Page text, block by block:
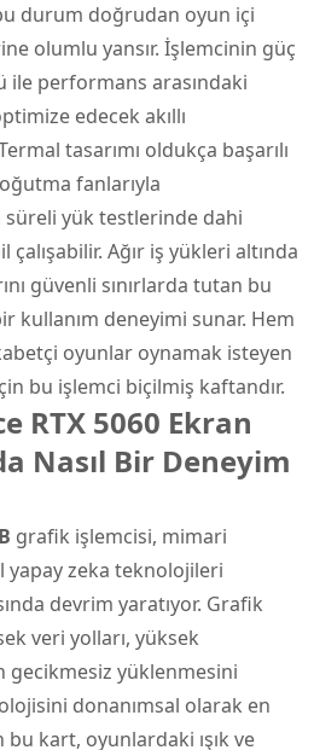
durum doğrudan oyun içi
olumlu yansır. İşlemcinin güç
performans arasındaki
edecek akıllı
tasarımı oldukça başarılı
fanlarıyla
yük testlerinde dahi
Ağır iş yükleri altında
güvenli sınırlarda tutan bu
kullanım deneyimi sunar. Hem
oyunlar oynamak isteyen
bu işlemci biçilmiş kaftandır.
RTX 5060 Ekran
Nasıl Bir Deneyim
grafik işlemcisi, mimari
zeka teknolojileri
devrim yaratıyor. Grafik
veri yolları, yüksek
gecikmesiz yüklenmesini
donanımsal olarak en
kart, oyunlardaki ışık ve